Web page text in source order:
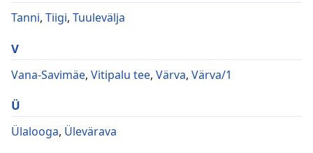
Tanni, Tiigi, Tuulevälja
V
Vana-Savimäe, Vitipalu tee, Värva, Värva/1
Ü
Ülalooga, Ülevärava